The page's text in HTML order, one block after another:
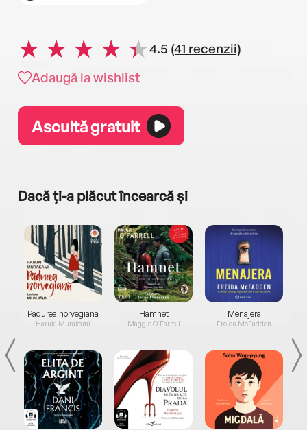
4.5 (41 recenzii)
Adaugă la wishlist
Ascultă gratuit
Dacă ți-a plăcut încearcă și
Pădurea norvegiană
Haruki Murakami
Hamnet
Maggie O'Farrell
Menajera
Freida McFadden